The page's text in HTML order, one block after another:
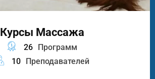
Курсы Массажа
26 Программ
10 Преподавателей